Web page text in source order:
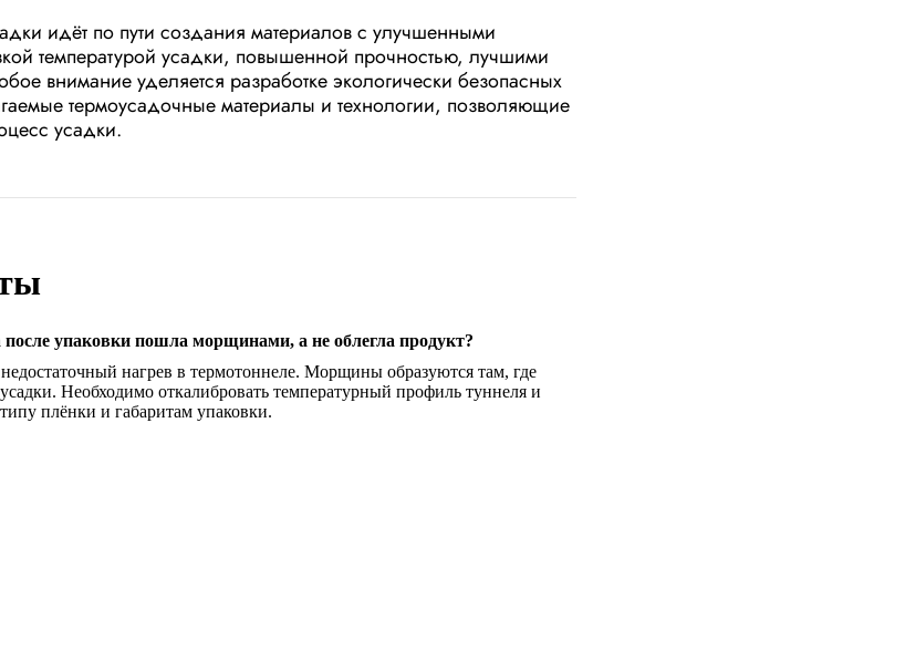
идёт по пути создания материалов с улучшенными
температурой усадки, повышенной прочностью, лучшими
внимание уделяется разработке экологически безопасных
термоусадочные материалы и технологии, позволяющие
усадки.
упаковки пошла морщинами, а не облегла продукт?
нагрев в термотоннеле. Морщины образуются там, где
Необходимо откалибровать температурный профиль туннеля и
плёнки и габаритам упаковки.